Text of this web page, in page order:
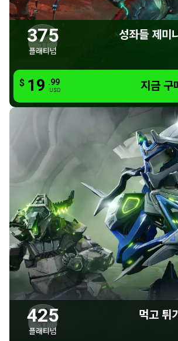
375
플래티넘
성좌들 제미
지금 구
$ 19 .99
USD
비나 제미니 스킨
지금 구매하세요
425
플래티넘
먹고 튀
425 플래티넘
먹고 튀기 컬렉션
425 플래티넘
가우스 모토 스킨
액셀트라 니트로스 스킨